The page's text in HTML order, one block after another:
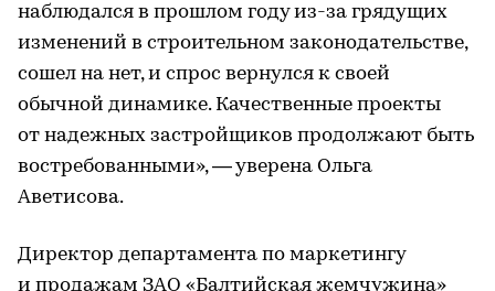
наблюдался в прошлом году из-за грядущих
изменений в строительном законодательстве,
сошел на нет, и спрос вернулся к своей
обычной динамике. Качественные проекты
от надежных застройщиков продолжают быть
востребованными», — уверена Ольга
Аветисова.
Директор департамента по маркетингу
и продажам ЗАО «Балтийская жемчужина»